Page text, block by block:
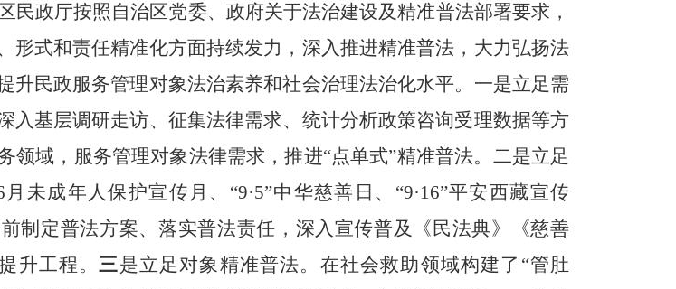
民政厅按照自治区党委、政府关于法治建设及精准普法部署要求，
形式和责任精准化方面持续发力，深入推进精准普法，大力弘扬法
升民政服务管理对象法治素养和社会治理法治化水平。 一是立足需
入基层调研走访、征集法律需求、统计分析政策咨询受理数据等方
领域，服务管理对象法律需求，推进“点单式”精准普法。 二是立足
未成年人保护宣传月、“9·5”中华慈善日、“9·16”平安西藏宣传
制定普法方案、落实普法责任，深入宣传普及《民法典》《慈善
升工程。三是立足对象精准普法。 在社会救助领域构建了“管肚